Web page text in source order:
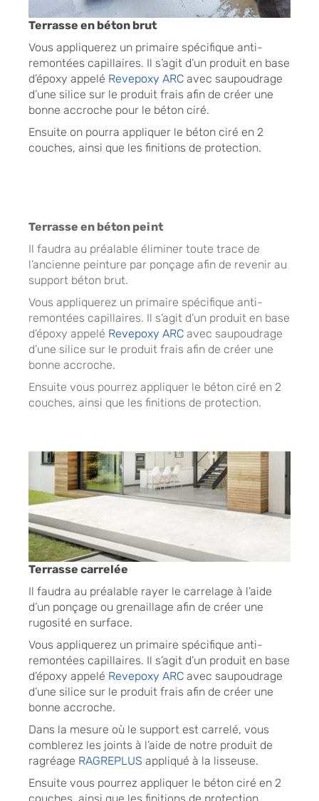
Terrasse en béton brut
Vous appliquerez un primaire spécifique anti-
remontées capillaires. Il s’agit d’un produit en base
d’époxy appelé Revepoxy ARC avec saupoudrage
d’une silice sur le produit frais afin de créer une
bonne accroche pour le béton ciré.
Ensuite on pourra appliquer le béton ciré en 2
couches, ainsi que les finitions de protection.
Terrasse en béton peint
Il faudra au préalable éliminer toute trace de
l’ancienne peinture par ponçage afin de revenir au
support béton brut.
Vous appliquerez un primaire spécifique anti-
remontées capillaires. Il s’agit d’un produit en base
d’époxy appelé Revepoxy ARC avec saupoudrage
d’une silice sur le produit frais afin de créer une
bonne accroche.
Ensuite vous pourrez appliquer le béton ciré en 2
couches, ainsi que les finitions de protection.
Terrasse carrelée
Il faudra au préalable rayer le carrelage à l’aide
d’un ponçage ou grenaillage afin de créer une
rugosité en surface.
Vous appliquerez un primaire spécifique anti-
remontées capillaires. Il s’agit d’un produit en base
d’époxy appelé Revepoxy ARC avec saupoudrage
d’une silice sur le produit frais afin de créer une
bonne accroche.
Dans la mesure où le support est carrelé, vous
comblerez les joints à l’aide de notre produit de
ragréage RAGREPLUS appliqué à la lisseuse.
Ensuite vous pourrez appliquer le béton ciré en 2
couches, ainsi que les finitions de protection.